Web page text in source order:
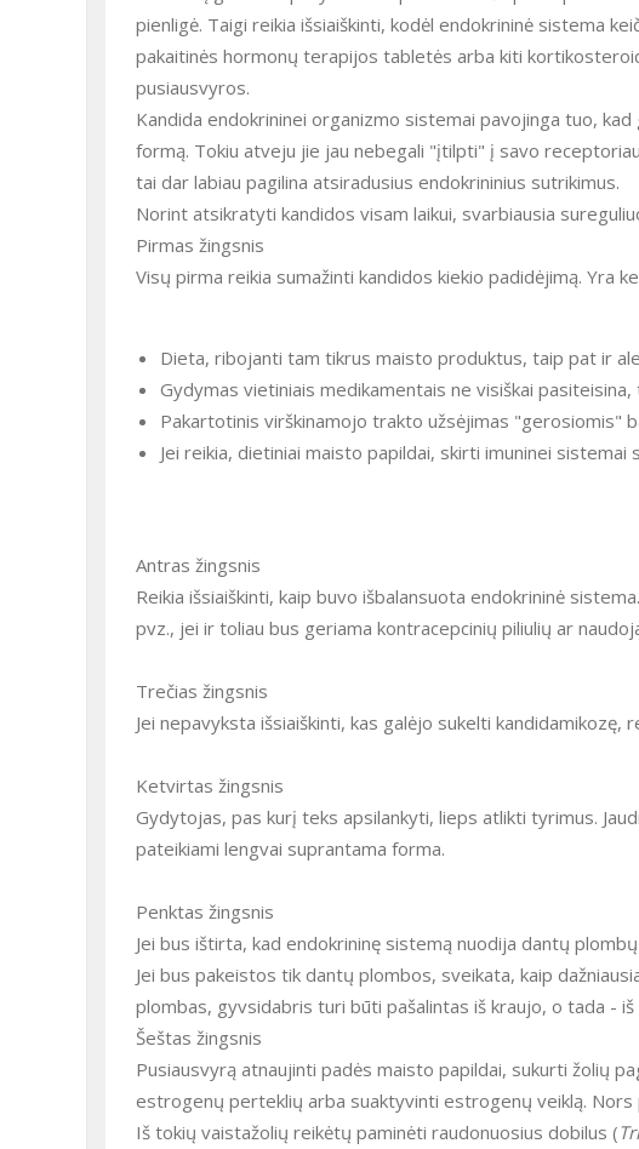
pienligė. Taigi reikia išsiaiškinti, kodėl endokrininė sistema
pakaitinės hormonų terapijos tabletės arba kiti
pusiausvyros.
Kandida endokrininei organizmo sistemai pavojinga tuo,
formą. Tokiu atveju jie jau nebegali "įtilpti" į savo
tai dar labiau pagilina atsiradusius endokrininius sutrikimus.
Norint atsikratyti kandidos visam laikui, svarbiausia
Pirmas žingsnis
Visų pirma reikia sumažinti kandidos kiekio padidėjimą. Yra
Dieta, ribojanti tam tikrus maisto produktus, taip pat ir
Gydymas vietiniais medikamentais ne visiškai
Pakartotinis virškinamojo trakto užsėjimas "gerosiomis"
Jei reikia, dietiniai maisto papildai, skirti imuninei
Antras žingsnis
Reikia išsiaiškinti, kaip buvo išbalansuota endokrininė
pvz., jei ir toliau bus geriama kontracepcinių piliulių ar
Trečias žingsnis
Jei nepavyksta išsiaiškinti, kas galėjo sukelti
Ketvirtas žingsnis
Gydytojas, pas kurį teks apsilankyti, lieps atlikti tyrimus.
pateikiami lengvai suprantama forma.
Penktas žingsnis
Jei bus ištirta, kad endokrininę sistemą nuodija dantų
Jei bus pakeistos tik dantų plombos, sveikata, kaip
plombas, gyvsidabris turi būti pašalintas iš kraujo, o tada -
Šeštas žingsnis
Pusiausvyrą atnaujinti padės maisto papildai, sukurti žolių
estrogenų perteklių arba suaktyvinti estrogenų veiklą.
Iš tokių vaistažolių reikėtų paminėti raudonuosius dobilus (